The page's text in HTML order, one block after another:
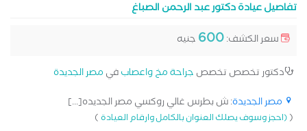
تفاصيل عيادة دكتور عبد الرحمن الصباغ
سعر الكشف:600 جنيه
دكتور تخصص تخصص جراحة مخ واعصابفي مصر الجديدة
مصر الجديدة: ش بطرس غالي روكسي مصر الجديده[...]
((احجز وسوف يصلك العنوان بالكامل وارقام العيادة)